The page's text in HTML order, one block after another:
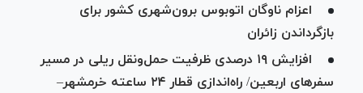
اعزام ناوگان اتوبوس برون‌شهری کشور برای
بازگرداندن زائران
افزایش ۱۹ درصدی ظرفیت حمل‌ونقل ریلی در مسیر
سفر‌های اربعین/ راه‌اندازی قطار ۲۴ ساعته خرمشهر–